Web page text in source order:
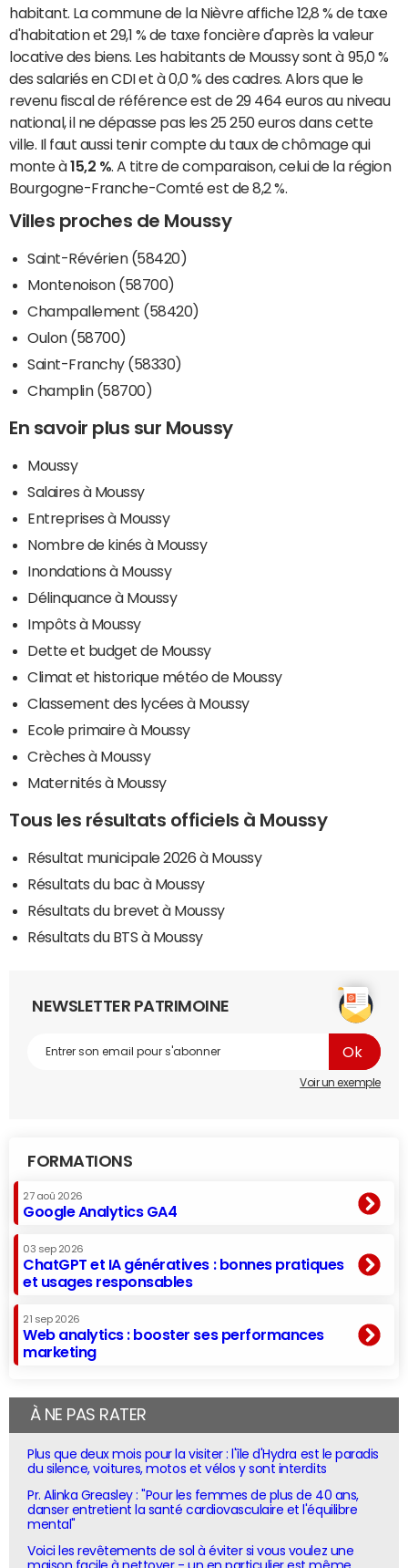
habitant. La commune de la Nièvre affiche 12,8 % de taxe
d'habitation et 29,1 % de taxe foncière d'après la valeur
locative des biens. Les habitants de Moussy sont à 95,0 %
des salariés en CDI et à 0,0 % des cadres. Alors que le
revenu fiscal de référence est de 29 464 euros au niveau
national, il ne dépasse pas les 25 250 euros dans cette
ville. Il faut aussi tenir compte du taux de chômage qui
monte à15,2 % . A titre de comparaison, celui de la région
Bourgogne-Franche-Comté est de 8,2 %.
Villes proches de Moussy
Saint-Révérien (58420)
Montenoison (58700)
Champallement (58420)
Oulon (58700)
Saint-Franchy (58330)
Champlin (58700)
En savoir plus sur Moussy
Moussy
Salaires à Moussy
Entreprises à Moussy
Nombre de kinés à Moussy
Inondations à Moussy
Délinquance à Moussy
Impôts à Moussy
Dette et budget de Moussy
Climat et historique météo de Moussy
Classement des lycées à Moussy
Ecole primaire à Moussy
Crèches à Moussy
Maternités à Moussy
Tous les résultats officiels à Moussy
Résultat municipale 2026 à Moussy
Résultats du bac à Moussy
Résultats du brevet à Moussy
Résultats du BTS à Moussy
NEWSLETTER PATRIMOINE
Voir un exemple
FORMATIONS
27 aoû 2026
Google Analytics GA4
03 sep 2026
ChatGPT et IA génératives : bonnes pratiques
et usages responsables
21 sep 2026
Web analytics : booster ses performances
marketing
À NE PAS RATER
Plus que deux mois pour la visiter : l'île d'Hydra est le paradis
du silence, voitures, motos et vélos y sont interdits
Pr. Alinka Greasley : "Pour les femmes de plus de 40 ans,
danser entretient la santé cardiovasculaire et l'équilibre
mental"
Voici les revêtements de sol à éviter si vous voulez une
maison facile à nettoyer - un en particulier est même